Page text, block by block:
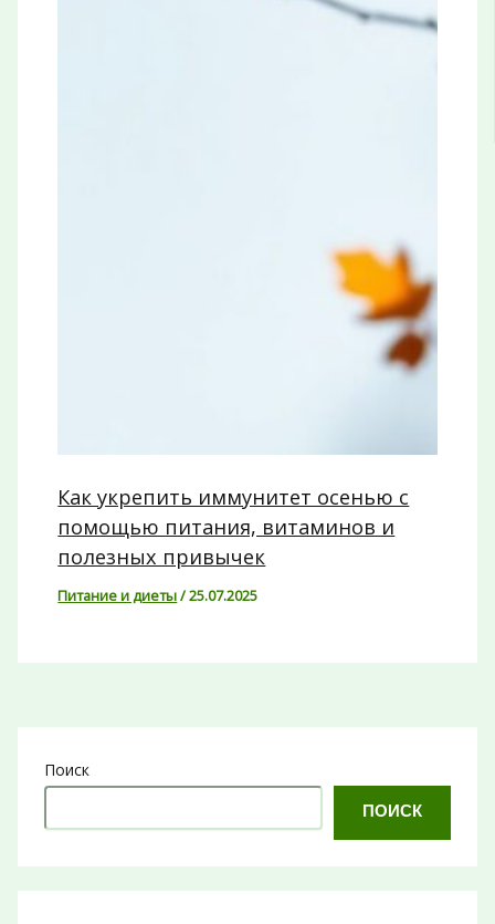
Как укрепить иммунитет осенью с
помощью питания, витаминов и
полезных привычек
Питание и диеты/25.07.2025
Поиск
ПОИСК